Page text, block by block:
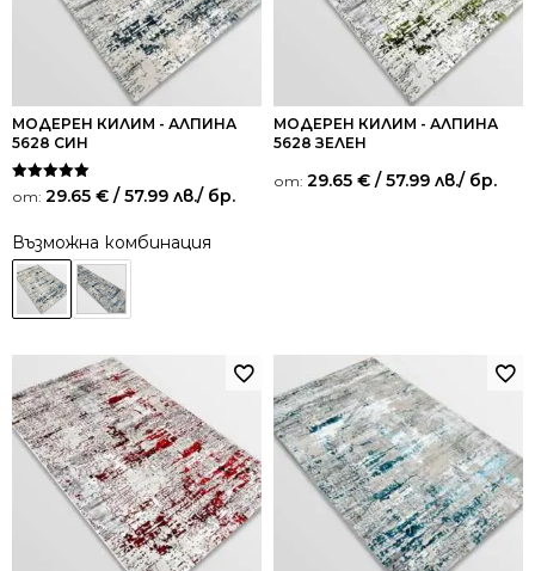
МОДЕРЕН КИЛИМ - АЛПИНА
5628 СИН
Оценено на
5.00
от: 29.65 € / 57.99 лв./ бр.
Възможна комбинация
МОДЕРЕН КИЛИМ - АЛПИНА
5628 ЗЕЛЕН
от: 29.65 € / 57.99 лв./ бр.